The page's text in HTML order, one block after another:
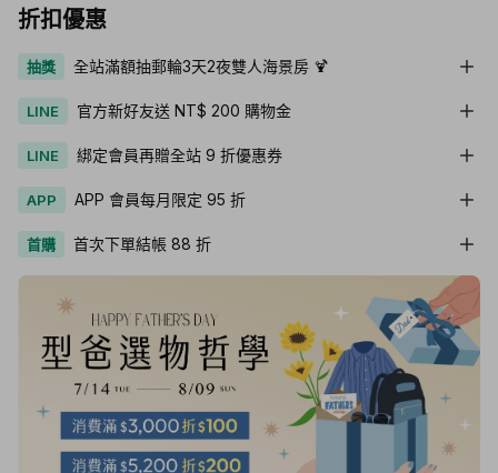
折扣優惠
抽獎 全站滿額抽郵輪3天2夜雙人海景房 🍹
LINE 官方新好友送 NT$ 200 購物金
LINE 綁定會員再贈全站 9 折優惠券
APP APP 會員每月限定 95 折
首購 首次下單結帳 88 折